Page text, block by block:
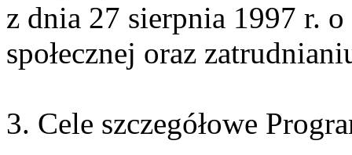
z dnia 27 sierpnia 1997 r.
społecznej oraz
3. Cele szczegółowe